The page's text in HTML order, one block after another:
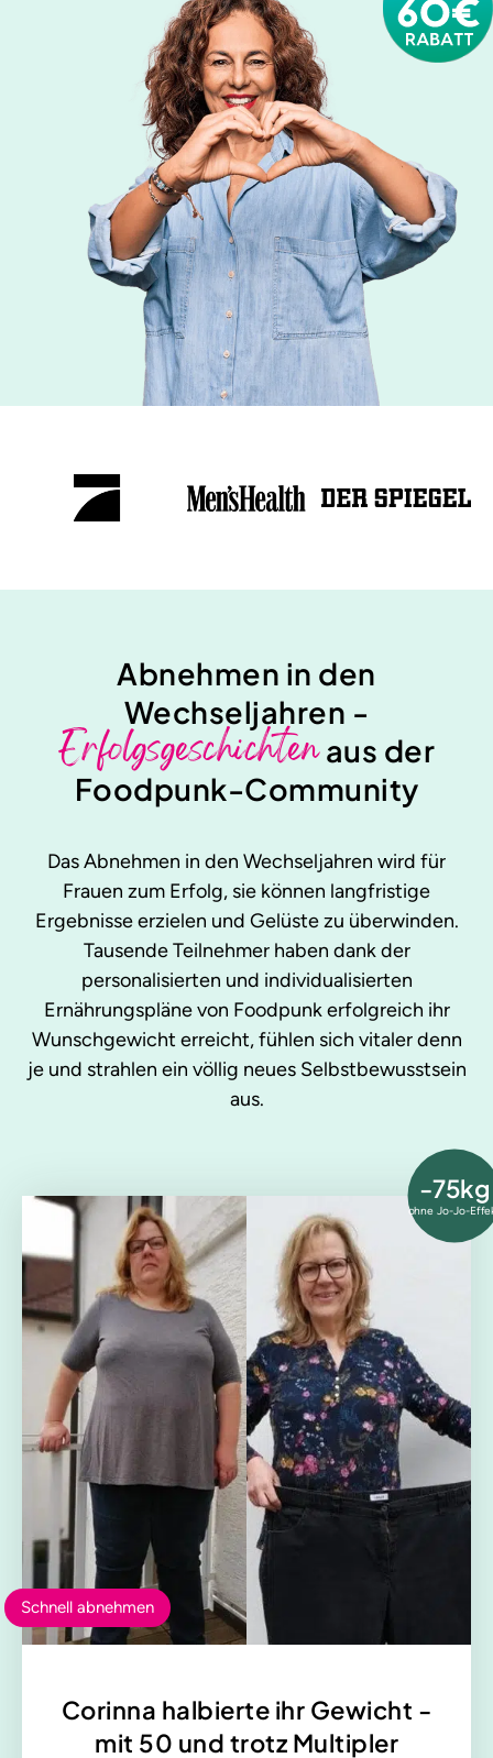
Abnehmen in den
Wechseljahren -
Erfolgsgeschichtenaus der
Foodpunk-Community
Das Abnehmen in den Wechseljahren wird für
Frauen zum Erfolg, sie können langfristige
Ergebnisse erzielen und Gelüste zu überwinden.
Tausende Teilnehmer haben dank der
personalisierten und individualisierten
Ernährungspläne von Foodpunk erfolgreich ihr
Wunschgewicht erreicht, fühlen sich vitaler denn
je und strahlen ein völlig neues Selbstbewusstsein
aus.
-75kg
ohne Jo-Jo-
Schnell abnehmen
Corinna halbierte ihr Gewicht -
mit 50 und trotz Multipler